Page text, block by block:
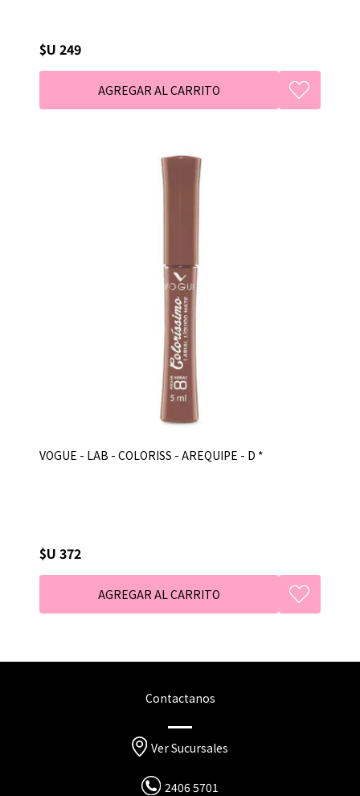
$U 249
VOGUE - LAB - COLORISS - AREQUIPE - D *
$U 372
Contactanos
Ver Sucursales
2406 5701